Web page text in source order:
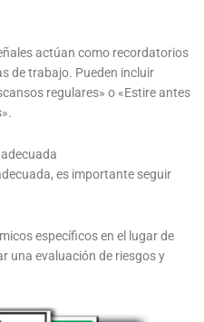
actúan como recordatorios
de trabajo. Pueden incluir
regulares» o «Estire antes
es importante seguir
específicos en el lugar de
una evaluación de riesgos y